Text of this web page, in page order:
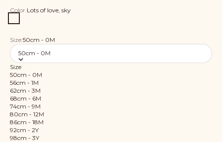
Color:Lots of love, sky
Lots of love, sky
Size:50cm - 0M
50cm - 0M
Size
50cm - 0M
56cm - 1M
62cm - 3M
68cm - 6M
74cm - 9M
80cm - 12M
86cm - 18M
92cm - 2Y
98cm - 3Y